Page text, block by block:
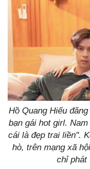
Hồ Quang Hiếu
bạn gái hot girl.
cái là đẹp trai liền".
hò, trên mạng xã
chỉ phát